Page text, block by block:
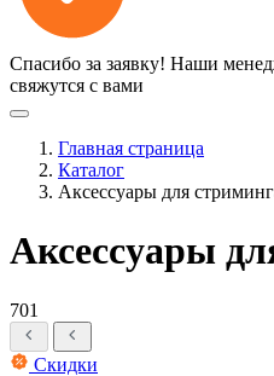
Спасибо за заявку! Наши
свяжутся с вами
Главная страница
Каталог
Аксессуары для
Аксессуары
701
Скидки